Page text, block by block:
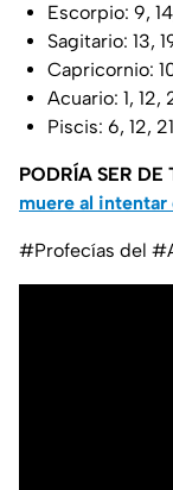
Escorpio: 9,
Sagitario: 13,
Capricornio:
Acuario: 1, 12,
Piscis: 6, 12, 21
PODRÍA SER DE
muere al
#Profecías del